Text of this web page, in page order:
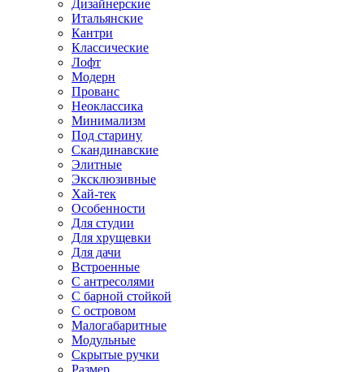
Дизайнерские
Итальянские
Кантри
Классические
Лофт
Модерн
Прованс
Неоклассика
Минимализм
Под старину
Скандинавские
Элитные
Эксклюзивные
Хай-тек
Особенности
Для студии
Для хрущевки
Для дачи
Встроенные
С антресолями
С барной стойкой
С островом
Малогабаритные
Модульные
Скрытые ручки
Размер